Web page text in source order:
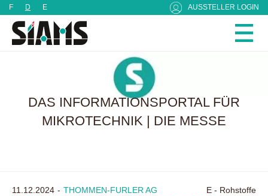
F D E AUSSTELLER LOGIN
DAS INFORMATIONSPORTAL FÜR
MIKROTECHNIK | DIE MESSE
11.12.2024 THOMMEN-FURLER AG E - Rohstoffe
Cookie-Einstellungen